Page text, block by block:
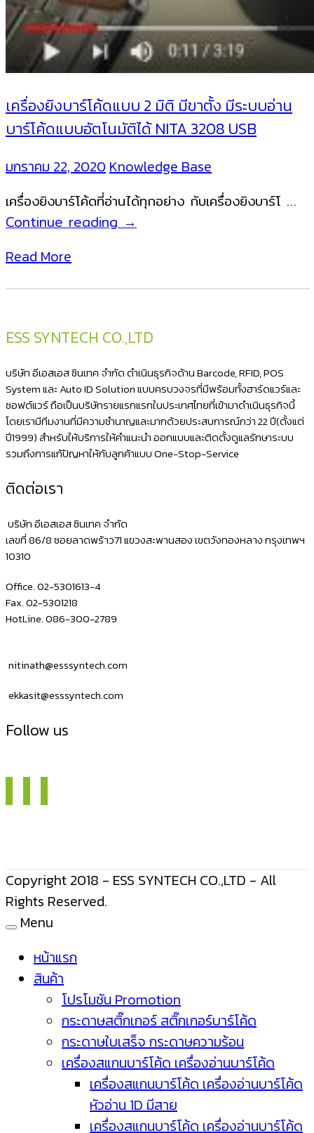
เครื่องยิงบาร์โค้ดแบบ 2 มิติ มีขาตั้ง มีระบบอ่าน
บาร์โค้ดแบบอัตโนมัติได้ NITA 3208 USB
มกราคม 22, 2020Knowledge Base
เครื่องยิงบาร์โค้ดที่อ่านได้ทุกอย่าง กับเครื่องยิงบาร์โ …
Continue readingเครื่อง
โค้ด
2
มิติ
มี
ขา
ตั้ง
มี
ระบบ
โค้ด
แบบ
→
Read More
ESS SYNTECH CO.,LTD
บริษัท อีเอสเอส ซินเทค จำกัด ดำเนินธุรกิจด้าน Barcode, RFID, POS
System และ Auto ID Solution แบบครบวงจรที่มีพร้อมทั้งฮาร์ดแวร์และ
ซอฟต์แวร์ ถือเป็นบริษัทรายแรกแรกในประเทศไทยที่เข้ามาดำเนินธุรกิจนี้
โดยเรามีทีมงานที่มีความชำนาญและมากด้วยประสบการณ์กว่า 22 ปี(ตั้งแต่
ปี1999) สำหรับให้บริการให้คำแนะนำ ออกแบบและติดตั้งดูแลรักษาระบบ
รวมถึงการแก้ปัญหาให้กับลูกค้าแบบ One-Stop-Service
ติดต่อเรา
บริษัท อีเอสเอส ซินเทค จำกัด
เลขที่ 86/8 ซอยลาดพร้าว71 แขวงสะพานสอง เขตวังทองหลาง กรุงเทพฯ
10310
Office. 02-5301613-4
Fax. 02-5301218
HotLine. 086-300-2789
nitinath@esssyntech.com
ekkasit@esssyntech.com
Follow us
Copyright 2018 - ESS SYNTECH CO.,LTD - All
Rights Reserved.
Menu
หน้าแรก
สินค้า
โปรโมชัน Promotion
กระดาษสติ๊กเกอร์ สติ๊กเกอร์บาร์โค้ด
กระดาษใบเสร็จ กระดาษความร้อน
เครื่องสแกนบาร์โค้ด เครื่องอ่านบาร์โค้ด
เครื่องสแกนบาร์โค้ด เครื่องอ่านบาร์โค้ด
หัวอ่าน 1D มีสาย
เครื่องสแกนบาร์โค้ด เครื่องอ่านบาร์โค้ด